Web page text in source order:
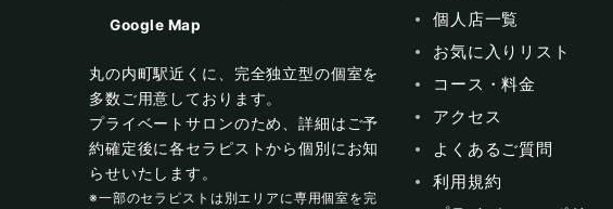
Google Map
丸の内町駅近くに、完全独立型の個室を
多数ご用意しております。
プライベートサロンのため、詳細はご予
約確定後に各セラピストから個別にお知
らせいたします。
※一部のセラピストは別エリアに専用個室を完
個人店一覧
お気に入りリスト
コース・料金
アクセス
よくあるご質問
利用規約